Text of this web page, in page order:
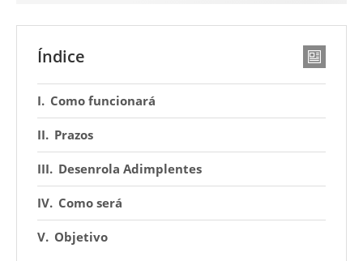
Índice
Como funcionará
Prazos
Desenrola Adimplentes
Como será
Objetivo